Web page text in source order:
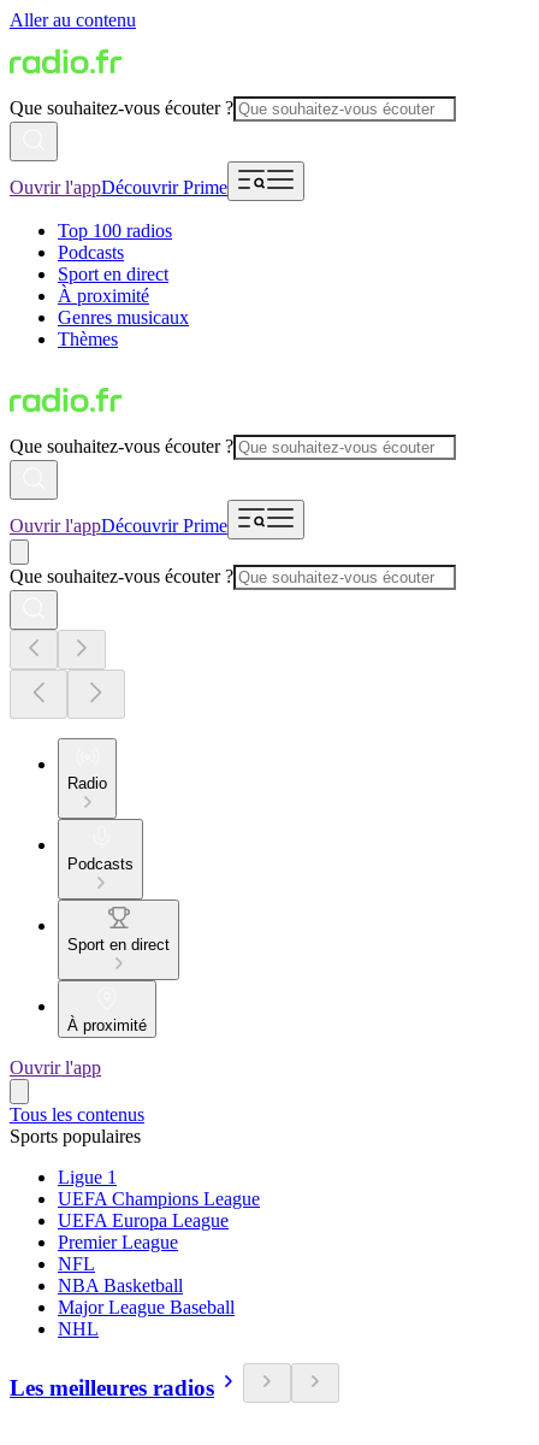
Aller au contenu
Que souhaitez-vous écouter ?
Ouvrir l'appDécouvrir Prime
Top 100 radios
Podcasts
Sport en direct
À proximité
Genres musicaux
Thèmes
Que souhaitez-vous écouter ?
Ouvrir l'appDécouvrir Prime
Que souhaitez-vous écouter ?
Radio
Podcasts
Sport en direct
À proximité
Ouvrir l'app
Tous les contenus
Sports populaires
Ligue 1
UEFA Champions League
UEFA Europa League
Premier League
NFL
NBA Basketball
Major League Baseball
NHL
Les meilleures radios